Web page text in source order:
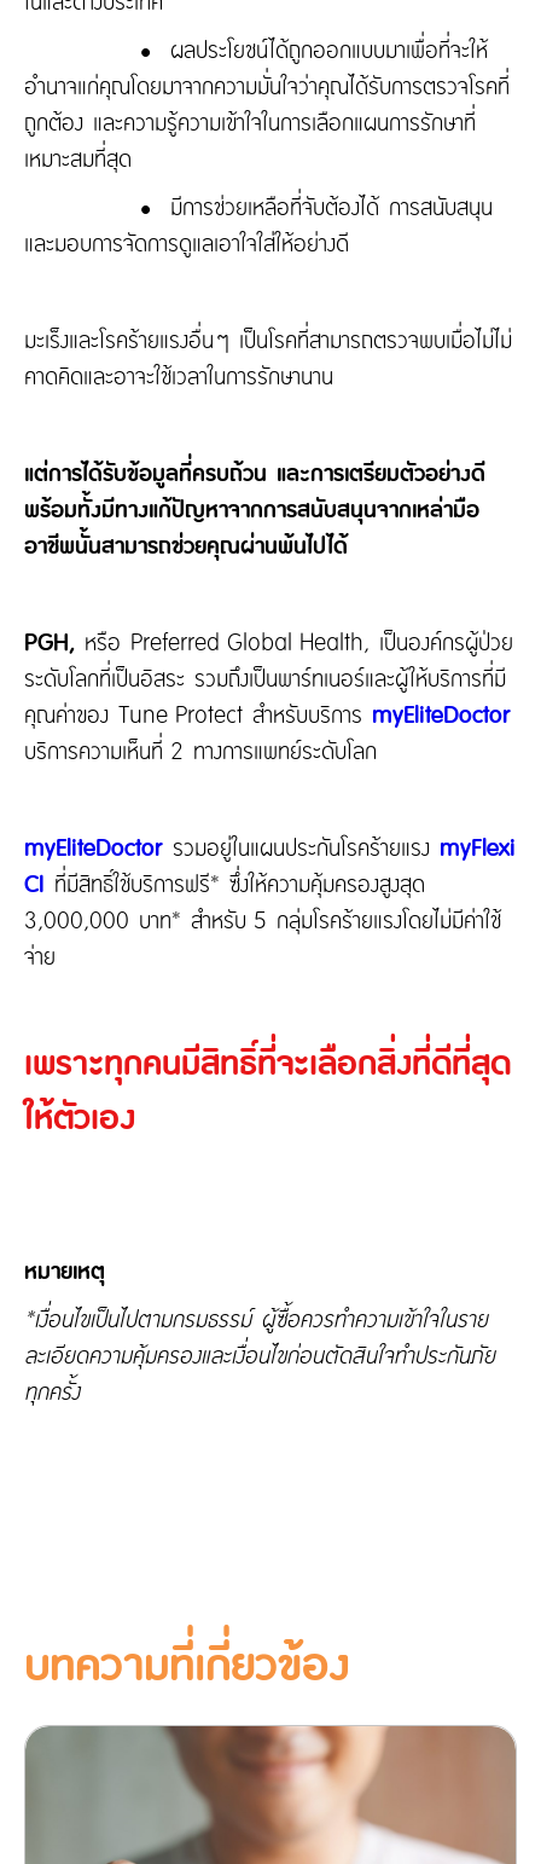
• ผลประโยชน์ได้ถูกออกแบบมาเพื่อที่จะให้
อำนาจแก่คุณโดยมาจากความมั่นใจว่าคุณได้รับการตรวจโรคที่
ถูกต้อง และความรู้ความเข้าใจในการเลือกแผนการรักษาที่
เหมาะสมที่สุด
• มีการช่วยเหลือที่จับต้องได้ การสนับสนุน
และมอบการจัดการดูแลเอาใจใส่ให้อย่างดี
มะเร็งและโรคร้ายแรงอื่นๆ เป็นโรคที่สามารถตรวจพบเมื่อไม่ไม่
คาดคิดและอาจะใช้เวลาในการรักษานาน
แต่การได้รับข้อมูลที่ครบถ้วน และการเตรียมตัวอย่างดี
พร้อมทั้งมีทางแก้ปัญหาจากการสนับสนุนจากเหล่ามือ
อาชีพนั้นสามารถช่วยคุณผ่านพ้นไปได้
PGH, หรือ Preferred Global Health, เป็นองค์กรผู้ป่วย
ระดับโลกที่เป็นอิสระ รวมถึงเป็นพาร์ทเนอร์และผู้ให้บริการที่มี
คุณค่าของ Tune Protect สำหรับบริการ myEliteDoctor
บริการความเห็นที่ 2 ทางการแพทย์ระดับโลก
myEliteDoctor รวมอยู่ในแผนประกันโรคร้ายแรง myFlexi
CI ที่มีสิทธิ์ใช้บริการฟรี* ซึ่งให้ความคุ้มครองสูงสุด
3,000,000 บาท* สำหรับ 5 กลุ่มโรคร้ายแรงโดยไม่มีค่าใช้
จ่าย
เพราะทุกคนมีสิทธิ์ที่จะเลือกสิ่งที่ดีที่สุด
ให้ตัวเอง
หมายเหตุ
*เงื่อนไขเป็นไปตามกรมธรรม์ ผู้ซื้อควรทำความเข้าใจในราย
ละเอียดความคุ้มครองและเงื่อนไขก่อนตัดสินใจทำประกันภัย
ทุกครั้ง
บทความที่เกี่ยวข้อง